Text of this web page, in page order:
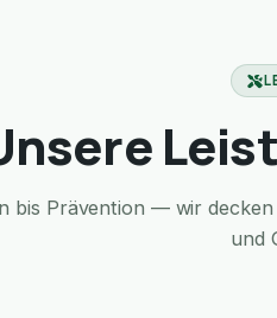
bis Prävention — wir
und